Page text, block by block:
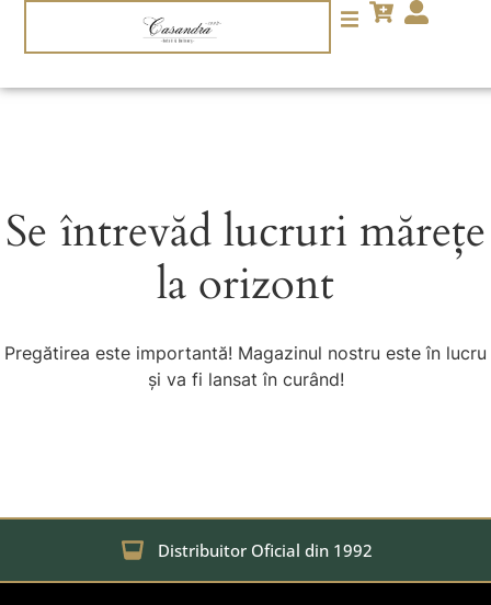
Se întrevăd lucruri mărețe
la orizont
Pregătirea este importantă! Magazinul nostru este în lucru
și va fi lansat în curând!
Distribuitor Oficial din 1992